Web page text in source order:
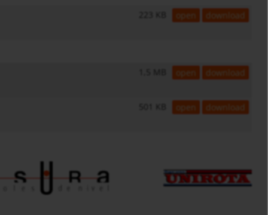
223 KB open download
open download
501 KB open download